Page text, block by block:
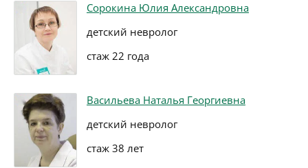
Сорокина Юлия Александровна
детский невролог
стаж 22 года
Васильева Наталья Георгиевна
детский невролог
стаж 38 лет